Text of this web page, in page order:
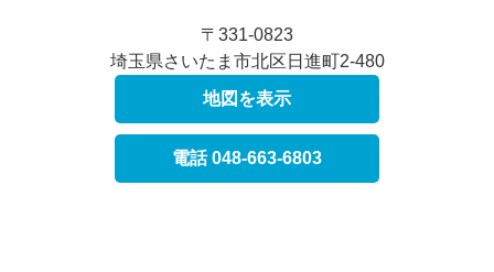
〒331-0823
埼玉県さいたま市北区日進町2-480
地図を表示
電話 048-663-6803